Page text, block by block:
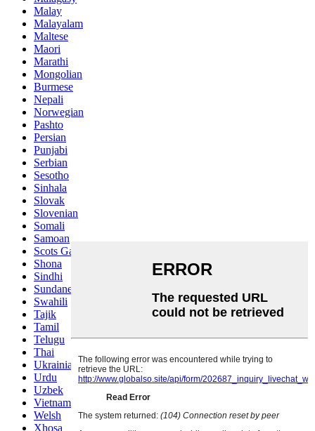
Malay
Malayalam
Maltese
Maori
Marathi
Mongolian
Burmese
Nepali
Norwegian
Pashto
Persian
Punjabi
Serbian
Sesotho
Sinhala
Slovak
Slovenian
Somali
Samoan
Scots Gaelic
Shona
Sindhi
Sundanese
Swahili
Tajik
Tamil
Telugu
Thai
Ukrainian
Urdu
Uzbek
Vietnamese
Welsh
Xhosa